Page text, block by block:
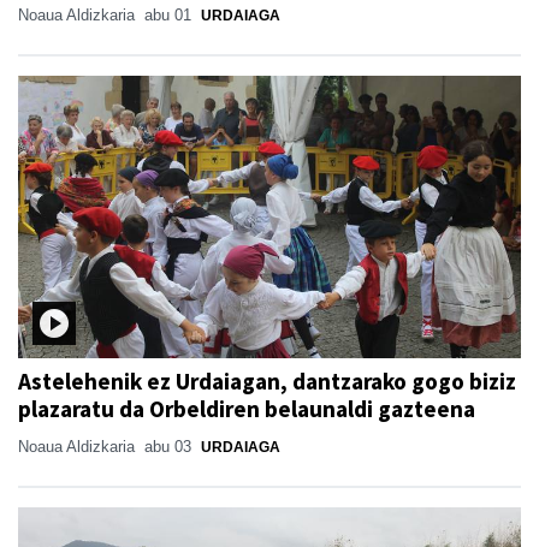
Noaua Aldizkaria abu 01 URDAIAGA
Astelehenik ez Urdaiagan, dantzarako gogo biziz
plazaratu da Orbeldiren belaunaldi gazteena
Noaua Aldizkaria abu 03 URDAIAGA